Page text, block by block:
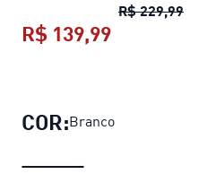
R$ 229,99
R$ 139,99
COR:Branco